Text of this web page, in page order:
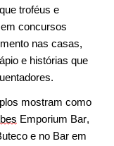
troféus e
concursos
nas casas,
e histórias que
mostram como
Emporium Bar,
e no Bar em